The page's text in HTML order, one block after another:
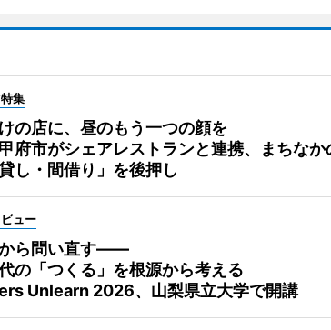
集
の店に、昼のもう一つの顔を
市がシェアレストランと連携、まちなか
貸し・間借り」を後押し
ュー
ら問い直す――
の「つくる」を根源から考える
Unlearn 2026、山梨県立大学で開講